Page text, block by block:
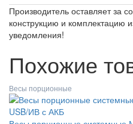
Производитель оставляет за
конструкцию и комплектацию
уведомления!
Похожие
Весы порционные